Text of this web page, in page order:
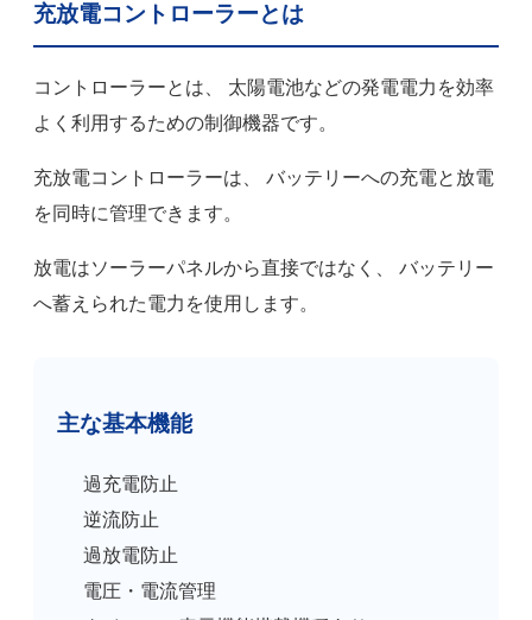
充放電コントローラーとは
コントローラーとは、 太陽電池などの発電電力を効率
よく利用するための制御機器です。
充放電コントローラーは、 バッテリーへの充電と放電
を同時に管理できます。
放電はソーラーパネルから直接ではなく、 バッテリー
へ蓄えられた電力を使用します。
主な基本機能
過充電防止
逆流防止
過放電防止
電圧・電流管理